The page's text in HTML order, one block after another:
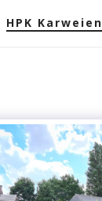
HPK Karweien